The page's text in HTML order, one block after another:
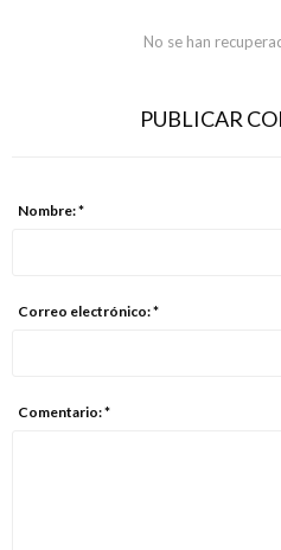
No se han
PUBLICAR
Nombre: *
Correo electrónico: *
Comentario: *